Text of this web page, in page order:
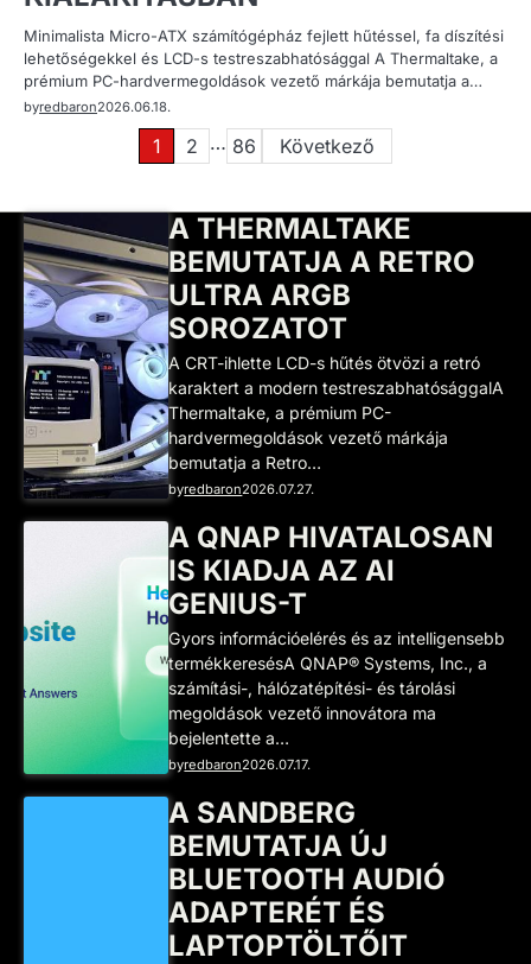
Minimalista Micro-ATX számítógépház fejlett hűtéssel, fa díszítési
lehetőségekkel és LCD-s testreszabhatósággal A Thermaltake, a
prémium PC-hardvermegoldások vezető márkája bemutatja a…
byredbaron2026.06.18.
Bejegyzések
1 2 … 86 Következő
A THERMALTAKE
BEMUTATJA A RETRO
ULTRA ARGB
SOROZATOT
A CRT-ihlette LCD-s hűtés ötvözi a retró
karaktert a modern testreszabhatósággalA
Thermaltake, a prémium PC-
hardvermegoldások vezető márkája
bemutatja a Retro…
byredbaron2026.07.27.
A QNAP HIVATALOSAN
IS KIADJA AZ AI
GENIUS-T
Gyors információelérés és az intelligensebb
termékkeresésA QNAP® Systems, Inc., a
számítási-, hálózatépítési- és tárolási
megoldások vezető innovátora ma
bejelentette a…
byredbaron2026.07.17.
A SANDBERG
BEMUTATJA ÚJ
BLUETOOTH AUDIÓ
ADAPTERÉT ÉS
LAPTOPTÖLTŐIT